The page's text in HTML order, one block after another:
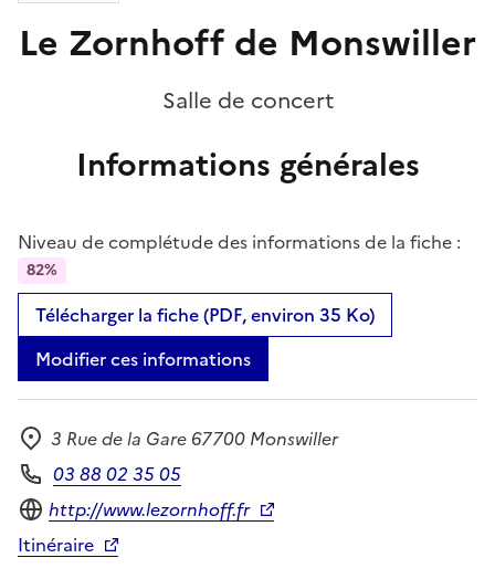
Le Zornhoff de Monswiller
Salle de concert
Informations générales
Niveau de complétude des informations de la fiche :
82%
Télécharger la fiche (PDF, environ 35 Ko)
Modifier ces informations
Adresse
3 Rue de la Gare 67700 Monswiller
Téléphone
03 88 02 35 05
Site internet
http://www.lezornhoff.fr
Itinéraire